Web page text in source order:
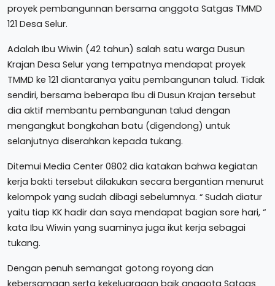
proyek pembangunnan bersama anggota Satgas TMMD
121 Desa Selur.
Adalah Ibu Wiwin (42 tahun) salah satu warga Dusun
Krajan Desa Selur yang tempatnya mendapat proyek
TMMD ke 121 diantaranya yaitu pembangunan talud. Tidak
sendiri, bersama beberapa Ibu di Dusun Krajan tersebut
dia aktif membantu pembangunan talud dengan
mengangkut bongkahan batu (digendong) untuk
selanjutnya diserahkan kepada tukang.
Ditemui Media Center 0802 dia katakan bahwa kegiatan
kerja bakti tersebut dilakukan secara bergantian menurut
kelompok yang sudah dibagi sebelumnya. “ Sudah diatur
yaitu tiap KK hadir dan saya mendapat bagian sore hari, “
kata Ibu Wiwin yang suaminya juga ikut kerja sebagai
tukang.
Dengan penuh semangat gotong royong dan
kebersamaan serta kekeluargaan baik anggota Satgas